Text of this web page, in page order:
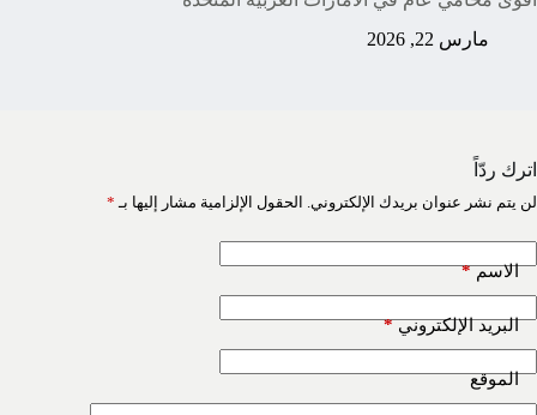
مارس 22, 2026
اترك ردّاً
لن يتم نشر عنوان بريدك الإلكتروني. الحقول الإلزامية مشار إليها بـ *
الاسم*
البريد الإلكتروني*
الموقع